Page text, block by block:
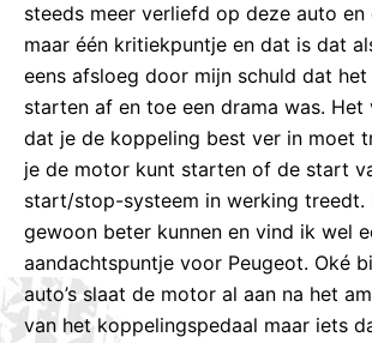
steeds meer verliefd op deze auto
maar één kritiekpuntje en dat is dat
eens afsloeg door mijn schuld dat
starten af en toe een drama was. Het
dat je de koppeling best ver in moet
je de motor kunt starten of de start
start/stop-systeem in werking treedt.
gewoon beter kunnen en vind ik wel
aandachtspuntje voor Peugeot. Oké
auto’s slaat de motor al aan na het
van het koppelingspedaal maar iets